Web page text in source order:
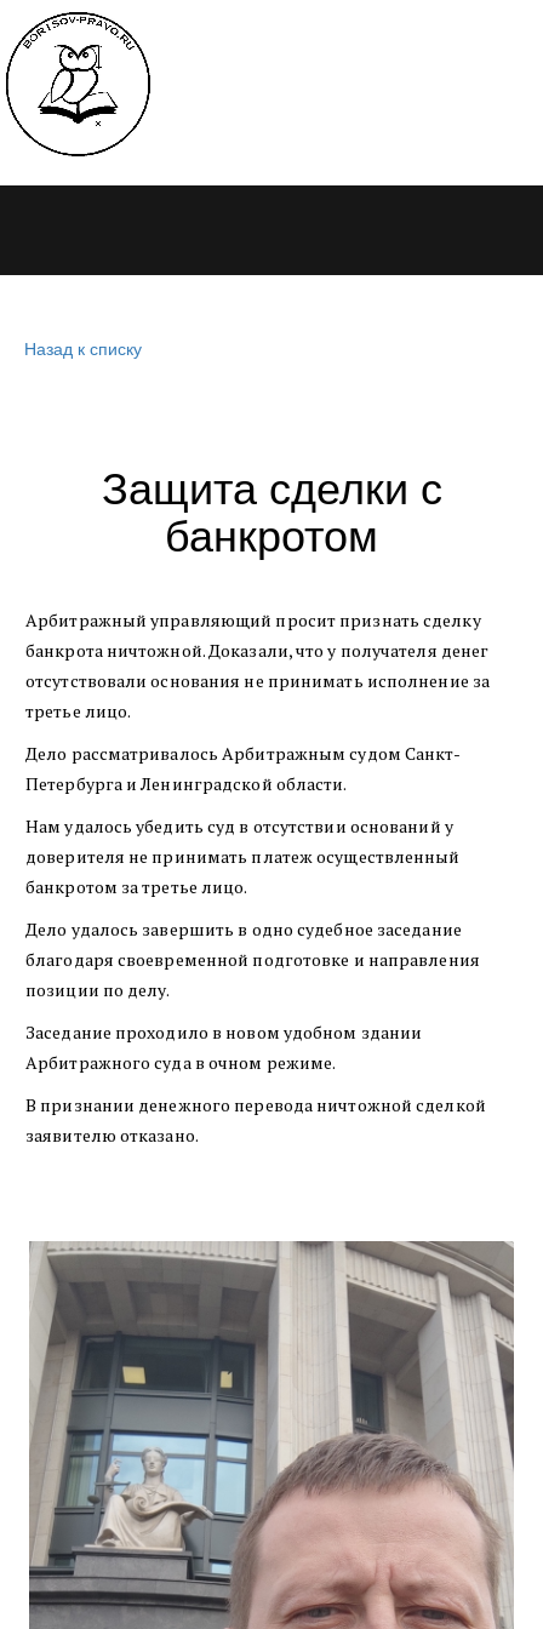
Назад к списку
Защита сделки с
банкротом
Арбитражный управляющий просит признать сделку
банкрота ничтожной. Доказали, что у получателя денег
отсутствовали основания не принимать исполнение за
третье лицо.
Дело рассматривалось Арбитражным судом Санкт-
Петербурга и Ленинградской области.
Нам удалось убедить суд в отсутствии оснований у
доверителя не принимать платеж осуществленный
банкротом за третье лицо.
Дело удалось завершить в одно судебное заседание
благодаря своевременной подготовке и направления
позиции по делу.
Заседание проходило в новом удобном здании
Арбитражного суда в очном режиме.
В признании денежного перевода ничтожной сделкой
заявителю отказано.